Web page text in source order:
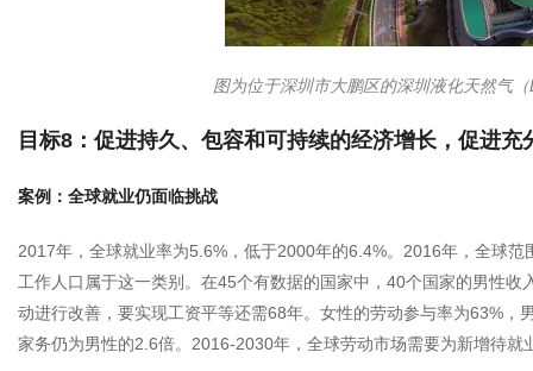
图为位于深圳市大鹏区的深圳液化天然气
目标8：促进持久、包容和可持续的经济增长，促进
案例：全球就业仍面临挑战
2017年，全球就业率为5.6%，低于2000年的6.4%。2016年，全球
工作人口属于这一类别。在45个有数据的国家中，40个国家的男性
动进行改善，要实现工资平等还需68年。女性的劳动参与率为63%
家务仍为男性的2.6倍。2016-2030年，全球劳动市场需要为新增待就